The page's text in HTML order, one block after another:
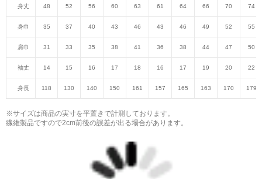
身丈 48 52 56 60 63 61 64 66 70 74
身巾 35 37 40 43 46 43 46 49 52 55
肩巾 31 33 35 38 41 36 38 44 47 50
袖丈 14 15 16 17 18 16 17 19 20 22
身長 118 130 140 150 161 157 165 163 170 179
※サイズは商品の実寸を平置きで計測しております。
繊維製品ですので2cm前後の誤差が出る場合があります。